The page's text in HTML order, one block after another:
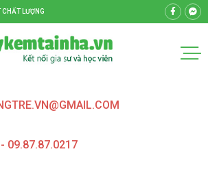
CHẤT LƯỢNG
09.87.87.0217